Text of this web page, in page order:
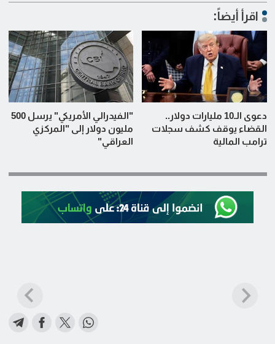
اقرأ أيضاً:
دعوى الـ10 مليارات دولار..
القضاء يوقف كشف سجلات
ترامب المالية
"الفيدرالي الأمريكي" يرسل 500
مليون دولار إلى "المركزي
العراقي"